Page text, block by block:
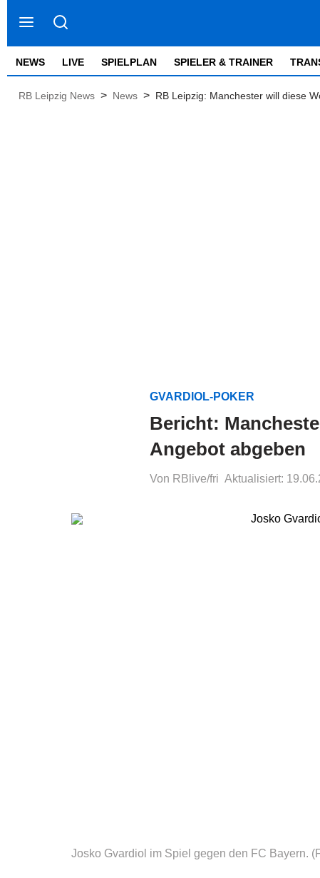
NEWS LIVE SPIELPLAN SPIELER & TRAINER
RB Leipzig News > News > RB Leipzig: Manchester will diese
GVARDIOL-POKER
Bericht:
Angebot abgeben
Von RBlive/fri Aktualisiert:
Josko Gvardiol im Spiel gegen den FC Bayern.